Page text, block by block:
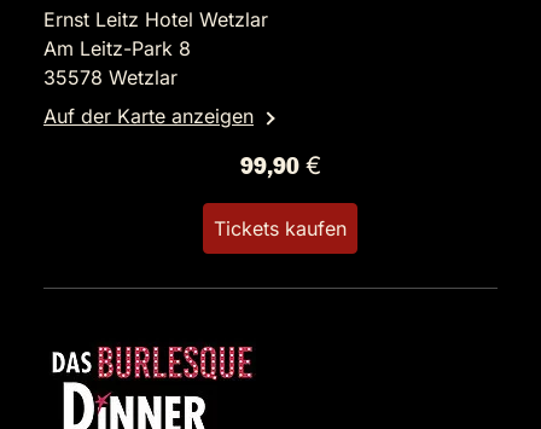
Ernst Leitz Hotel Wetzlar
Am Leitz-Park 8
35578 Wetzlar
Auf der Karte anzeigen
99,90 €
Tickets kaufen